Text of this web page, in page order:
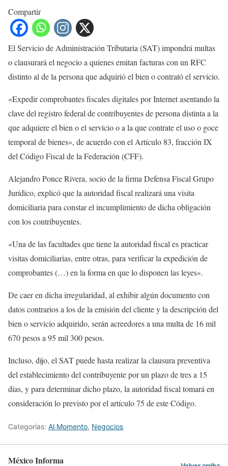
Compartir
El Servicio de Administración Tributaria (SAT) impondrá multas
o clausurará el negocio a quienes emitan facturas con un RFC
distinto al de la persona que adquirió el bien o contrató el servicio.
«Expedir comprobantes fiscales digitales por Internet asentando la
clave del registro federal de contribuyentes de persona distinta a la
que adquiere el bien o el servicio o a la que contrate el uso o goce
temporal de bienes», de acuerdo con el Artículo 83, fracción IX
del Código Fiscal de la Federación (CFF).
Alejandro Ponce Rivera, socio de la firma Defensa Fiscal Grupo
Jurídico, explicó que la autoridad fiscal realizará una visita
domiciliaria para constar el incumplimiento de dicha obligación
con los contribuyentes.
«Una de las facultades que tiene la autoridad fiscal es practicar
visitas domiciliarias, entre otras, para verificar la expedición de
comprobantes (…) en la forma en que lo disponen las leyes».
De caer en dicha irregularidad, al exhibir algún documento con
datos contrarios a los de la emisión del cliente y la descripción del
bien o servicio adquirido, serán acreedores a una multa de 16 mil
670 pesos a 95 mil 300 pesos.
Incluso, dijo, el SAT puede hasta realizar la clausura preventiva
del establecimiento del contribuyente por un plazo de tres a 15
días, y para determinar dicho plazo, la autoridad fiscal tomará en
consideración lo previsto por el artículo 75 de este Código.
Categorías: Al Momento, Negocios
México Informa